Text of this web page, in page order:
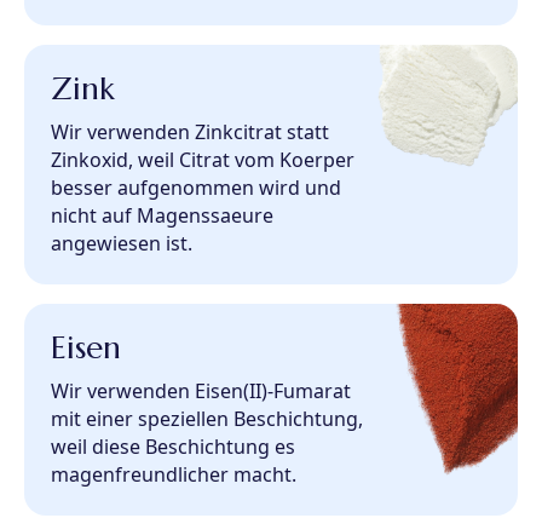
Zink
Wir verwenden Zinkcitrat statt
Zinkoxid, weil Citrat vom Koerper
besser aufgenommen wird und
nicht auf Magenssaeure
angewiesen ist.
Eisen
Wir verwenden Eisen(II)-Fumarat
mit einer speziellen Beschichtung,
weil diese Beschichtung es
magenfreundlicher macht.